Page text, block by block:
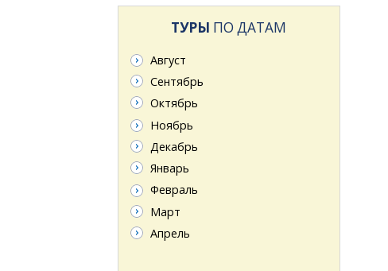
ТУРЫ ПО ДАТАМ
Август
Сентябрь
Октябрь
Ноябрь
Декабрь
Январь
Февраль
Март
Апрель